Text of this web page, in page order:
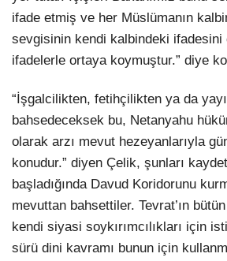
ifade etmiş ve her Müslümanın
sevgisinin kendi kalbindeki ifadesini
ifadelerle ortaya koymuştur.” diye
“İşgalcilikten, fetihçilikten ya da
bahsedeceksek bu, Netanyahu
olarak arzı mevut hezeyanlarıyla
konudur.” diyen Çelik, şunları
başladığında Davud Koridorunu
mevuttan bahsettiler. Tevrat’ın
kendi siyasi soykırımcılıkları için
sürü dini kavramı bunun için